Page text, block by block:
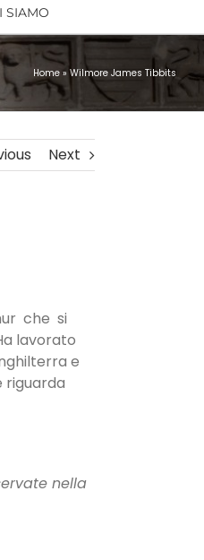
SIAMO
Home » Wilmore James Tibbits
Next
che si
lavorato
e
riguarda
nella